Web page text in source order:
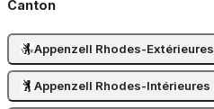
Canton
Appenzell Rhodes-Extérieures
Appenzell Rhodes-Intérieures